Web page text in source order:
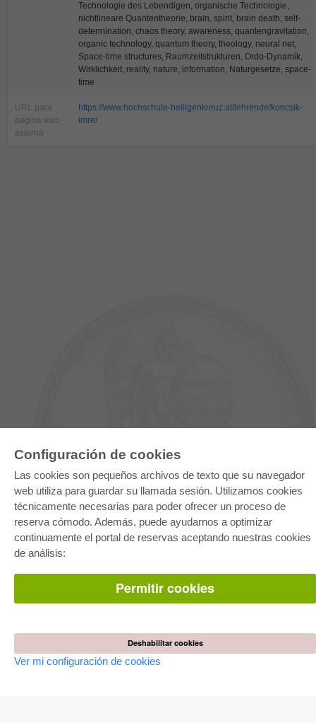
Configuración de cookies
Las cookies son pequeños archivos de texto que su navegador
web utiliza para guardar su llamada sesión. Utilizamos cookies
técnicamente necesarias para poder ofrecer un proceso de
reserva cómodo. Además, puede ayudarnos a optimizar
continuamente el portal de reservas aceptando nuestras cookies
de análisis:
Permitir cookies
Deshabilitar cookies
Ver mi configuración de cookies
Technologie des Lebendigen, organische Technologie,
nichtlineare Quantentheorie, brain, spirit, brain death, self-
determination, chaos theory, awareness, quantengravitation,
organic technology, quantum theory, theology, neural net,
Space-time structures, Raumzeitstrukturen, Ordo-Dynamik,
Wirklichkeit, reality, nature, information, Naturgesetze, space-
time
URL para
pagina web
externa
https://www.hochschule-heiligenkreuz.at/lehrende/koncsik-
imre/
E-COLLECTION
Paquete entero
Paquete de especialidades
Facilitación de E-Books
Preguntas mas frequentes(FAQ)
TIENDA ONLINE
Publicar habilitación
Publicar actas de congresos